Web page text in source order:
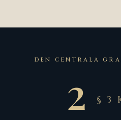
DEN CENTRALA
2 § 3